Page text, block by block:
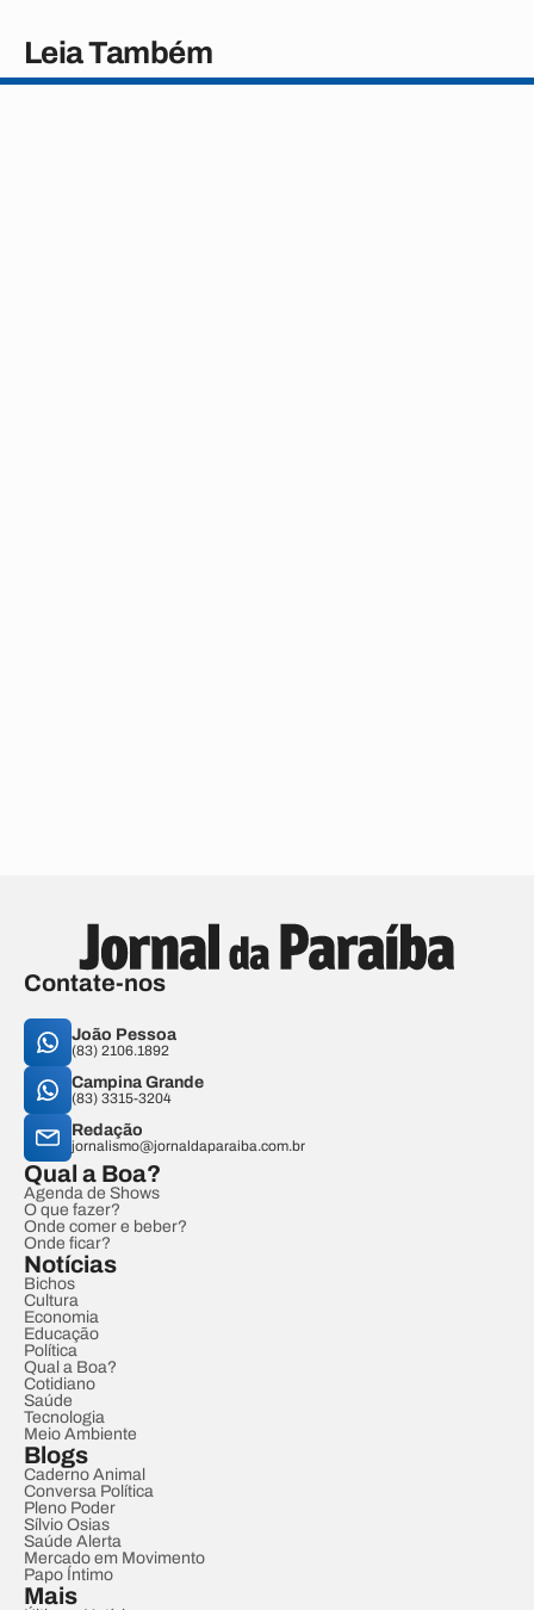
Leia Também
Contate-nos
João Pessoa
(83) 2106.1892
Campina Grande
(83) 3315-3204
Redação
jornalismo@jornaldaparaiba.com.br
Qual a Boa?
Agenda de Shows
O que fazer?
Onde comer e beber?
Onde ficar?
Notícias
Bichos
Cultura
Economia
Educação
Política
Qual a Boa?
Cotidiano
Saúde
Tecnologia
Meio Ambiente
Blogs
Caderno Animal
Conversa Política
Pleno Poder
Sílvio Osias
Saúde Alerta
Mercado em Movimento
Papo Íntimo
Mais